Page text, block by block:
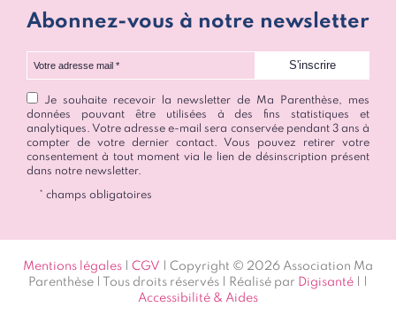
Abonnez-vous à notre newsletter
Votre adresse mail
Je souhaite recevoir la newsletter de Ma Parenthèse, mes
données pouvant être utilisées à des fins statistiques et
analytiques. Votre adresse e-mail sera conservée pendant 3 ans à
compter de votre dernier contact. Vous pouvez retirer votre
consentement à tout moment via le lien de désinscription présent
dans notre newsletter.
* champs obligatoires
Mentions légales CGV | Copyright © 2026 Association Ma
Parenthèse | Tous droits réservés | Réalisé par Digisanté
Accessibilité & Aides